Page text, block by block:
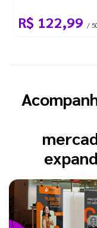
R$ 122,99 /